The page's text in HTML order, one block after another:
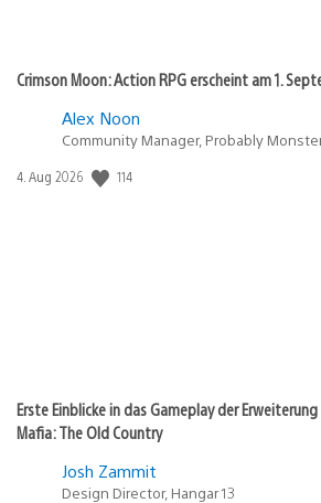
Crimson Moon: Action RPG erscheint am 1.
Alex Noon
Community Manager, Probably
Veröffentlichungsdatum:
4. Aug 2026 114
Erste Einblicke in das Gameplay der
Mafia: The Old Country
Josh Zammit
Design Director, Hangar 13